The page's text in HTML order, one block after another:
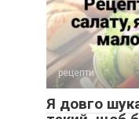
рецепти
Я довго